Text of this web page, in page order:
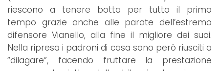
riescono a tenere botta per tutto il primo
tempo grazie anche alle parate dell’estremo
difensore Vianello, alla fine il migliore dei suoi.
Nella ripresa i padroni di casa sono però riusciti a
“dilagare”, facendo fruttare la prestazione